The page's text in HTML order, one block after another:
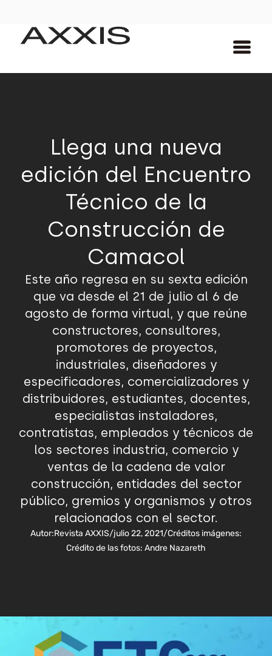
Llega una nueva
edición del Encuentro
Técnico de la
Construcción de
Camacol
Este año regresa en su sexta edición
que va desde el 21 de julio al 6 de
agosto de forma virtual, y que reúne
constructores, consultores,
promotores de proyectos,
industriales, diseñadores y
especificadores, comercializadores y
distribuidores, estudiantes, docentes,
especialistas instaladores,
contratistas, empleados y técnicos de
los sectores industria, comercio y
ventas de la cadena de valor
construcción, entidades del sector
público, gremios y organismos y otros
relacionados con el sector.
Autor:Revista AXXIS/julio 22, 2021/Créditos imágenes:
Crédito de las fotos: Andre Nazareth